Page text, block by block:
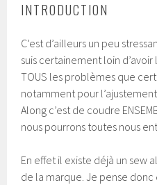
INTRODUCTION
C’est d’ailleurs un peu
suis certainement loin
TOUS les problèmes que
notamment pour
Along c’est de coudre
nous pourrons toutes nous
En effet il existe déjà un sew
de la marque. Je pense